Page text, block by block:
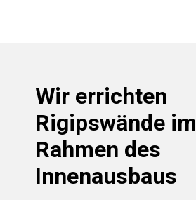
Wir errichten
Rigipswände im
Rahmen des
Innenausbaus